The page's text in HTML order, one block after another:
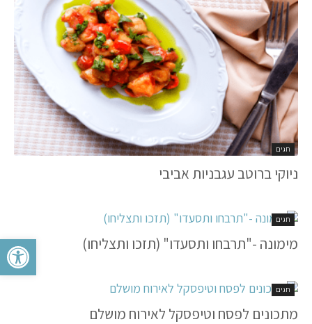
פתח
חגים
ניוקי ברוטב עגבניות אביבי
חגים
מימונה -"תרבחו ותסעדו" (תזכו ותצליחו)
חגים
מתכונים לפסח וטיפסקל לאירוח מושלם